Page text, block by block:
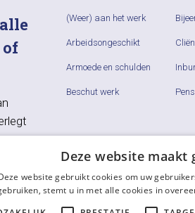
(Weer) aan het werk
Arbeidsongeschikt
Armoede en schulden
Beschut werk
Deze website maakt
website gebruikt cookies om uw
stemt u in met alle cookies in